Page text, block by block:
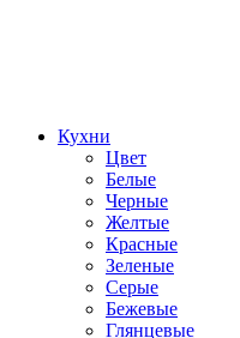
Кухни
Цвет
Белые
Черные
Желтые
Красные
Зеленые
Серые
Бежевые
Глянцевые